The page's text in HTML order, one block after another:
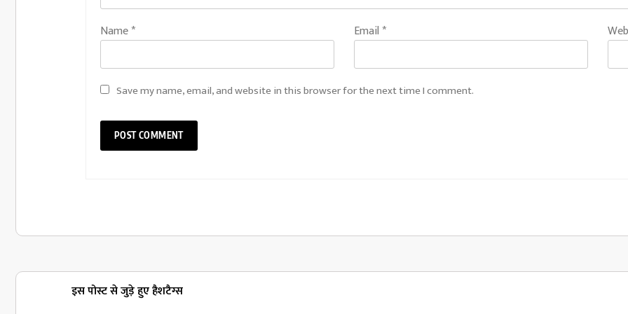
Name* Email *
Save my name, email, and website in this browser for the next time I comment.
इस पोस्ट से जुड़े हुए हैशटैग्स